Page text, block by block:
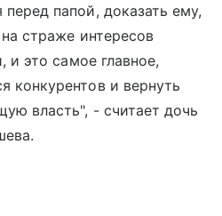
папой, доказать ему,
страже интересов
и это самое главное,
конкурентов и вернуть
власть", - считает дочь